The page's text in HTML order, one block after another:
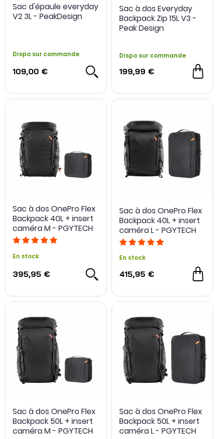
- 71 €
Sac d'épaule everyday
V2 3L - PeakDesign
Dispo sur commande
109,00 €
Sac à dos Everyday
Backpack Zip 15L V3 -
Peak Design
Dispo sur commande
199,99 €
Sac à dos OnePro Flex
Backpack 40L + insert
caméra M - PGYTECH
En stock
395,95 €
Sac à dos OnePro Flex
Backpack 40L + insert
caméra L - PGYTECH
En stock
415,95 €
Sac à dos OnePro Flex
Backpack 50L + insert
caméra M - PGYTECH
Sac à dos OnePro Flex
Backpack 50L + insert
caméra L - PGYTECH